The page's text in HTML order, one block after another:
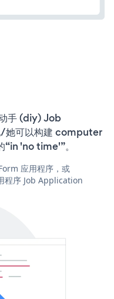
手 (diy) Job
她可以构建 computer
'no time'”。
应用程序，或
序 Job Application